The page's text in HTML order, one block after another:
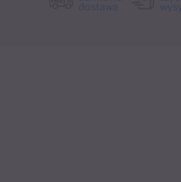
dostawa